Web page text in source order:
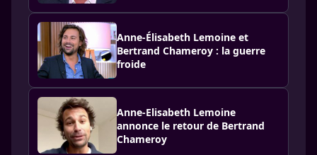
Anne-Élisabeth Lemoine et
Bertrand Chameroy : la guerre
froide
Anne-Elisabeth Lemoine
annonce le retour de Bertrand
Chameroy